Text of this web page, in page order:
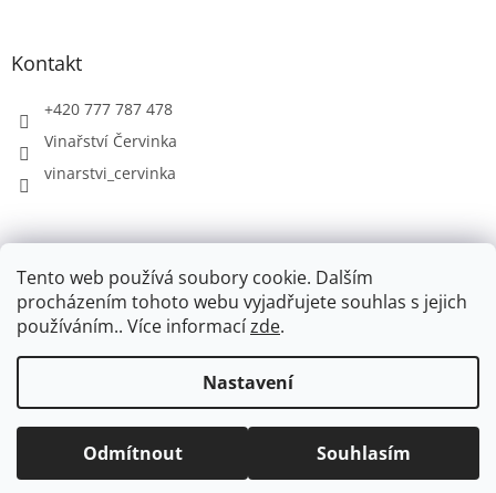
Tento web používá soubory cookie. Dalším
procházením tohoto webu vyjadřujete souhlas s jejich
používáním.. Více informacízde.
Nastavení
Odmítnout Souhlasím
Kontakt
+420 777 787 478
Vinařství Červinka
vinarstvi_cervinka
Copyright 2026Eshop Vinařství Červinka. Všechna práva